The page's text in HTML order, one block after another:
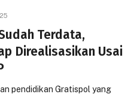
Terdata,
Direalisasikan Usai
pendidikan Gratispol yang